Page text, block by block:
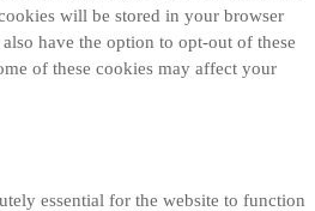
will be stored in your browser
have the option to opt-out of these
of these cookies may affect your
essential for the website to function